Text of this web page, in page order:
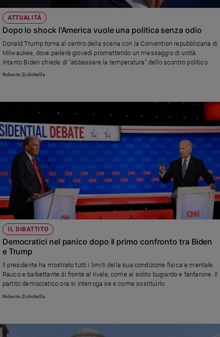
ATTUALITÀ
Dopo lo shock l'America vuole una politica senza odio
Donald Trump torna al centro della scena con la Convention repubblicana di
Milwaukee, dove parlerà giovedì promettendo un messaggio di unità.
Intanto Biden chiede di "abbassare la temperatura" dello scontro politico
Roberto Zichittella
IL DIBATTITO
Democratici nel panico dopo il primo confronto tra Biden
e Trump
Il presidente ha mostrato tutti i limiti della sua condizione fisica e mentale.
Rauco e balbettante di fronte al rivale, come al solito bugiardo e fanfarone. Il
partito democratico ora si interroga se e come sostituirlo
Roberto Zichittella